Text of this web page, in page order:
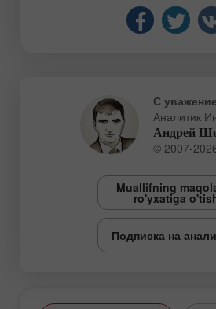
С
Аналитик
Андрей
© 2007-
Muallifning
ro'yxatiga
Подписка на